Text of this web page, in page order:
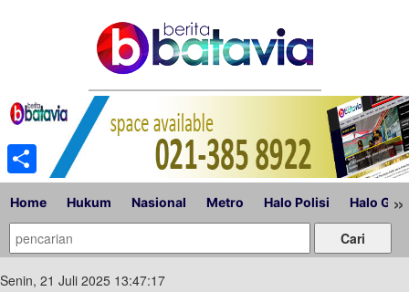
Home Hukum Nasional Metro Halo Polisi Halo »
Senin, 21 Juli 2025 13:47:17
Share